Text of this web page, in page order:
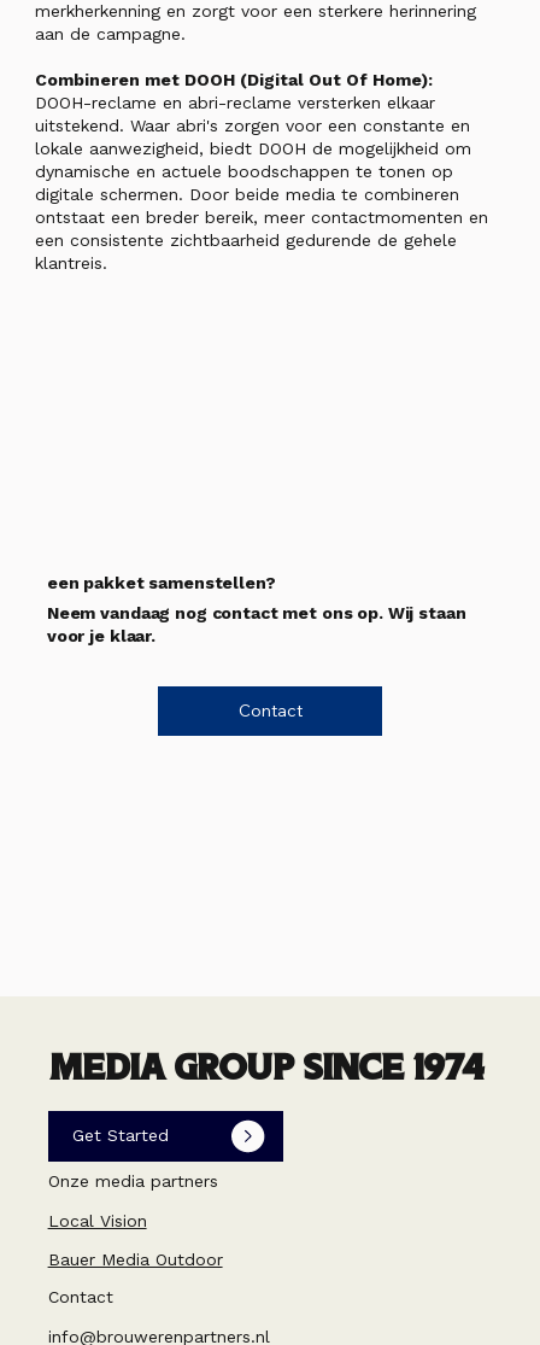
merkherkenning en zorgt voor een sterkere herinnering
aan de campagne.
Combineren met DOOH (Digital Out Of Home):
DOOH-reclame en abri-reclame versterken elkaar
uitstekend. Waar abri's zorgen voor een constante en
lokale aanwezigheid, biedt DOOH de mogelijkheid om
dynamische en actuele boodschappen te tonen op
digitale schermen. Door beide media te combineren
ontstaat een breder bereik, meer contactmomenten en
een consistente zichtbaarheid gedurende de gehele
klantreis.
een pakket samenstellen?
Neem vandaag nog contact met ons op. Wij staan
voor je klaar.
Contact
MEDIA GROUP SINCE 1974
Get Started
Onze media partners
Local Vision
Bauer Media Outdoor
Contact
info@brouwerenpartners.nl